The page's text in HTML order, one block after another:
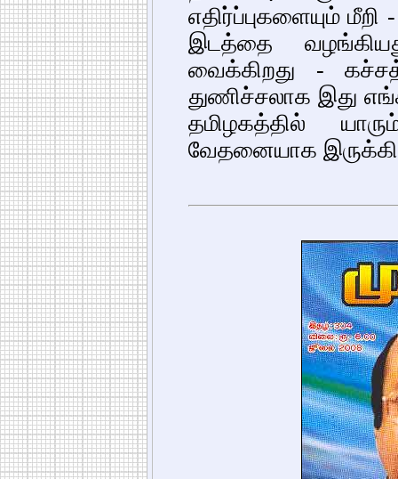
எதிர்ப்புகளையும்
இடத்தை
வைக்கிறது -
துணிச்சலாக இது
தமிழகத்தில்
வேதனையாக